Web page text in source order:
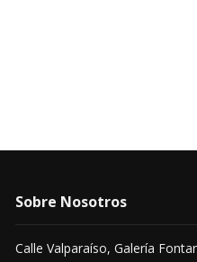
Sobre Nosotros
Calle Valparaíso, Galería